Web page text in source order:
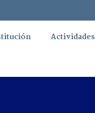
Actividades